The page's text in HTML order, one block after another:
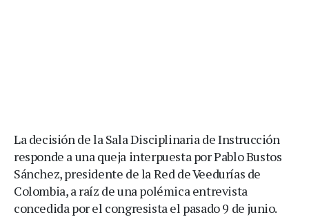
La decisión de la Sala Disciplinaria de Instrucción
responde a una queja interpuesta por Pablo Bustos
Sánchez, presidente de la Red de Veedurías de
Colombia, a raíz de una polémica entrevista
concedida por el congresista el pasado 9 de junio.